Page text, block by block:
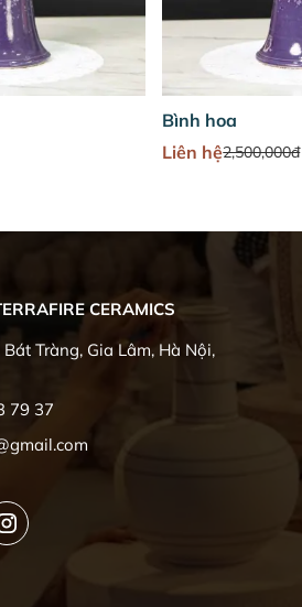
Bình hoa
Liên hệ2,500,000đ
CERAMICS
Tràng, Gia Lâm, Hà Nội,
79 37